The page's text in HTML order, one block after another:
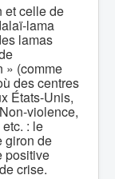
et celle de
lama
lamas
» (comme
des centres
États-Unis,
violence,
: le
giron de
positive
crise.